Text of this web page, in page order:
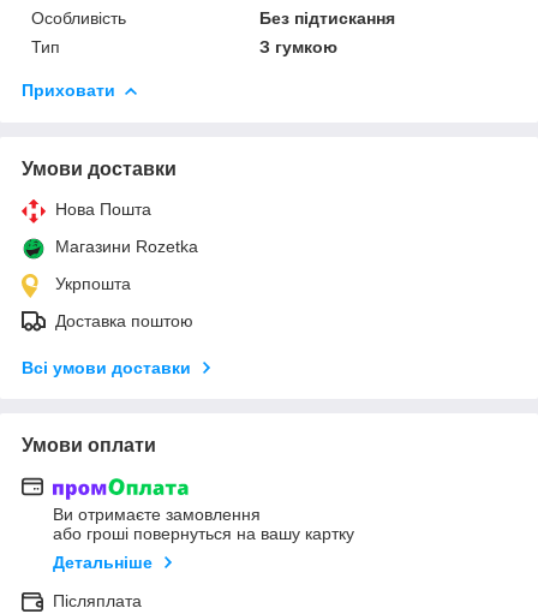
Особливість
Без підтискання
Тип
З гумкою
Приховати
Умови доставки
Нова Пошта
Магазини Rozetka
Укрпошта
Доставка поштою
Всі умови доставки
Умови оплати
Ви отримаєте замовлення
або гроші повернуться на вашу картку
Детальніше
Післяплата